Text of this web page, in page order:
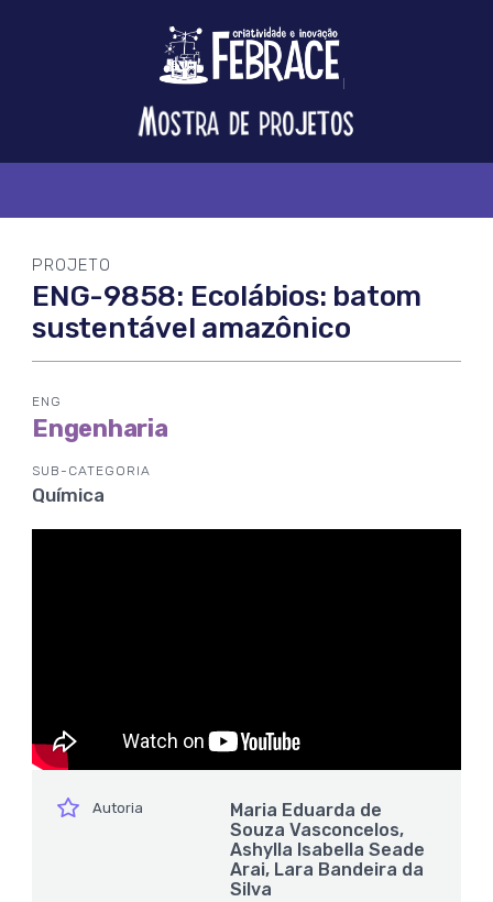
Logo
FEBRACE
Feira
Brasileira
Ciência
PROJETO
ENG-9858: Ecolábios: batom
sustentável amazônico
ENG
Engenharia
SUB-CATEGORIA
Química
íconeAutoria
Maria Eduarda de
Souza Vasconcelos,
Ashylla Isabella Seade
Arai, Lara Bandeira da
Silva